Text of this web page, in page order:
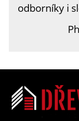
odborníky i